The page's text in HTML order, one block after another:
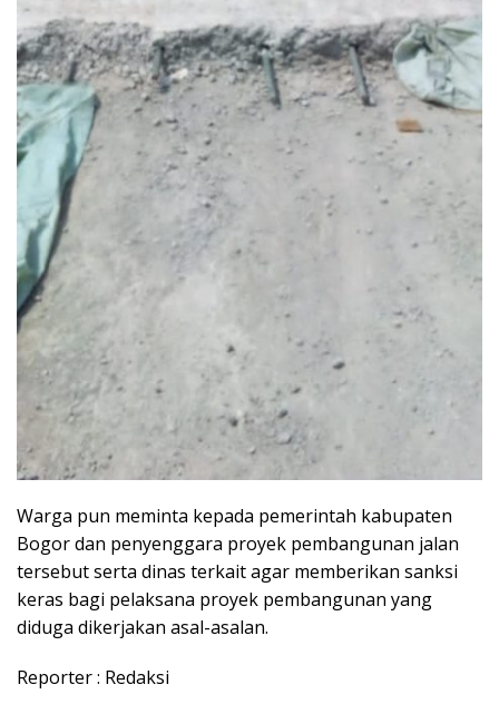
Warga pun meminta kepada pemerintah kabupaten
Bogor dan penyenggara proyek pembangunan jalan
tersebut serta dinas terkait agar memberikan sanksi
keras bagi pelaksana proyek pembangunan yang
diduga dikerjakan asal-asalan.
Reporter : Redaksi